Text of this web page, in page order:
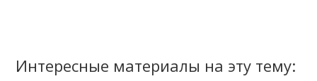
Интересные материалы на эту тему: